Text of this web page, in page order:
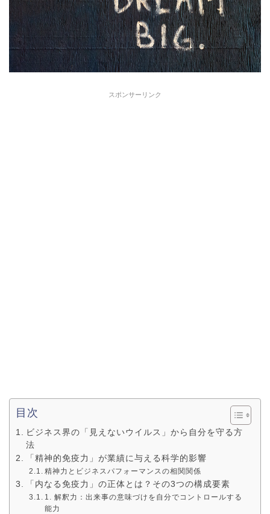
スポンサーリンク
目次
ビジネス界の「見えないウイルス」から自分を守る方
法
「精神的免疫力」が業績に与える科学的影響
精神力とビジネスパフォーマンスの相関関係
「内なる免疫力」の正体とは？その3つの構成要素
1. 解釈力：出来事の意味づけを自分でコントロールする
能力